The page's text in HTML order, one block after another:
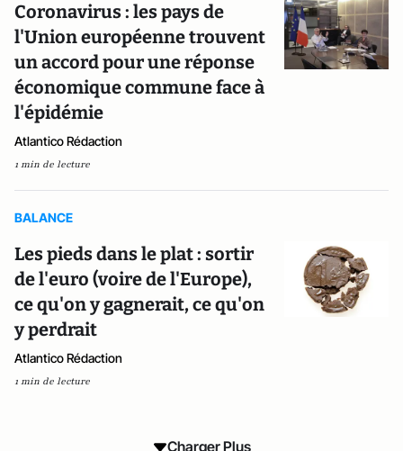
Coronavirus : les pays de
l'Union européenne trouvent
un accord pour une réponse
économique commune face à
l'épidémie
Atlantico Rédaction
1 min de lecture
BALANCE
Les pieds dans le plat : sortir
de l'euro (voire de l'Europe),
ce qu'on y gagnerait, ce qu'on
y perdrait
Atlantico Rédaction
1 min de lecture
Charger Plus